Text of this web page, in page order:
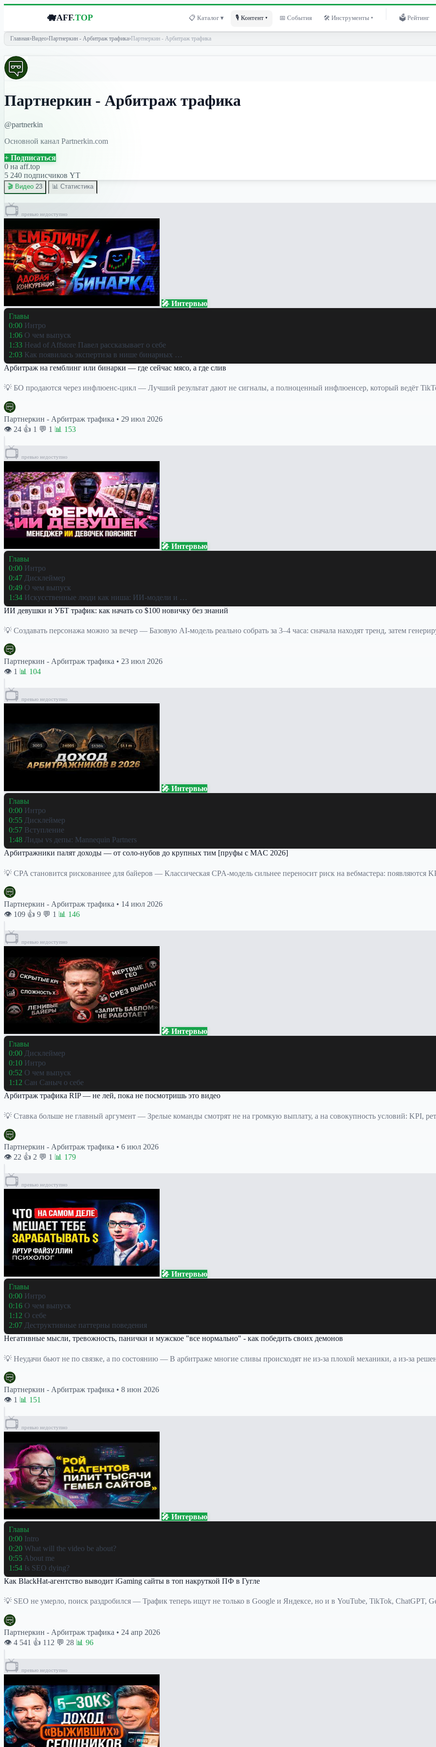
🐗AFF.TOP 📋 Каталог ▾ 🎙 Контент ▾ 📅 События 🛠 Инструменты ▾ 🗳 Рейтинг
Главная›Видео›Партнеркин - Арбитраж трафика› Партнеркин - Арбитраж трафика
Партнеркин - Арбитраж трафика
@partnerkin
Основной канал Partnerkin.com
+ Подписаться
0 на aff.top
5 240 подписчиков YT
🎬 Видео 23 📊 Статистика
📺 превью недоступно
🎤 Интервью
Главы
0:00 Интро
1:06 О чем выпуск
1:33 Head of Affstore Павел рассказывает о себе
2:03 Как появилась экспертиза в нише бинарных …
Арбитраж на гемблинг или бинарки — где сейчас мясо, а где слив
💡 БО продаются через инфлюенс-цикл — Лучший результат дают не сигналы, а полноценный инфлюенсер, который ведёт
Партнеркин - Арбитраж трафика • 29 июл 2026
👁 24 👍 1 💬 1 📊 153
📺 превью недоступно
🎤 Интервью
Главы
0:00 Интро
0:47 Дисклеймер
0:49 О чем выпуск
1:34 Искусственные люди как ниша: ИИ-модели и …
ИИ девушки и УБТ трафик: как начать со $100 новичку без знаний
💡 Создавать персонажа можно за вечер — Базовую AI-модель реально собрать за 3–4 часа: сначала находят тренд, затем
Партнеркин - Арбитраж трафика • 23 июл 2026
👁 1 📊 104
📺 превью недоступно
🎤 Интервью
Главы
0:00 Интро
0:55 Дисклеймер
0:57 Вступление
1:48 Лиды vs депы: Mannequin Partners
Арбитражники палят доходы — от соло-нубов до крупных тим [пруфы с MAC 2026]
💡 CPA становится рискованнее для байеров — Классическая CPA-модель сильнее переносит риск на вебмастера:
Партнеркин - Арбитраж трафика • 14 июл 2026
👁 109 👍 9 💬 1 📊 146
📺 превью недоступно
🎤 Интервью
Главы
0:00 Дисклеймер
0:10 Интро
0:52 О чем выпуск
1:12 Сан Саныч о себе
Арбитраж трафика RIP — не лей, пока не посмотришь это видео
💡 Ставка больше не главный аргумент — Зрелые команды смотрят не на громкую выплату, а на совокупность условий: KPI,
Партнеркин - Арбитраж трафика • 6 июл 2026
👁 22 👍 2 💬 1 📊 179
📺 превью недоступно
🎤 Интервью
Главы
0:00 Интро
0:16 О чем выпуск
1:12 О себе
2:07 Деструктивные паттерны поведения
Негативные мысли, тревожность, панички и мужское "все нормально" - как победить своих демонов
💡 Неудачи бьют не по связке, а по состоянию — В арбитраже многие сливы происходят не из-за плохой механики, а из-за
Партнеркин - Арбитраж трафика • 8 июн 2026
👁 1
📊 151
📺 превью недоступно
🎤 Интервью
Главы
0:00 Intro
0:20 What will the video be about?
0:55 About me
1:54 Is SEO dying?
Как BlackHat-агентство выводит iGaming сайты в топ накруткой ПФ в Гугле
💡 SEO не умерло, поиск раздробился — Трафик теперь ищут не только в Google и Яндексе, но и в YouTube, TikTok, ChatGPT,
Партнеркин - Арбитраж трафика • 24 апр 2026
👁 4 541 👍 112 💬 28 📊 96
📺 превью недоступно